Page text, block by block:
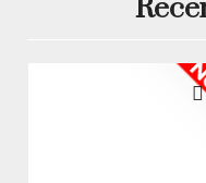
unghiilor, se imping
apoi se utilizeaza o
luciul natural al